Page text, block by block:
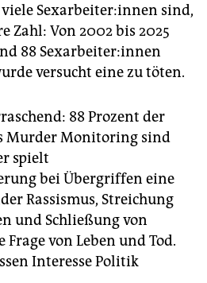
Sex­ar­bei­te­r:in­nen sind,
Zahl: Von 2002 bis 2025
88 Sex­ar­bei­te­r:in­nen
versucht eine zu töten.
88 Prozent der
Murder Monitoring sind
spielt
bei Übergriffen eine
Rassismus, Streichung
und Schließung von
von Leben und Tod.
Interesse Politik